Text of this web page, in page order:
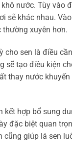
nước. Tùy vào
sẽ khác nhau.
xuyên hơn.
cho sen là điều
sẽ tạo điều kiện
thay nước
kết hợp bổ sung
đặc biệt quan
cũng giúp lá sen